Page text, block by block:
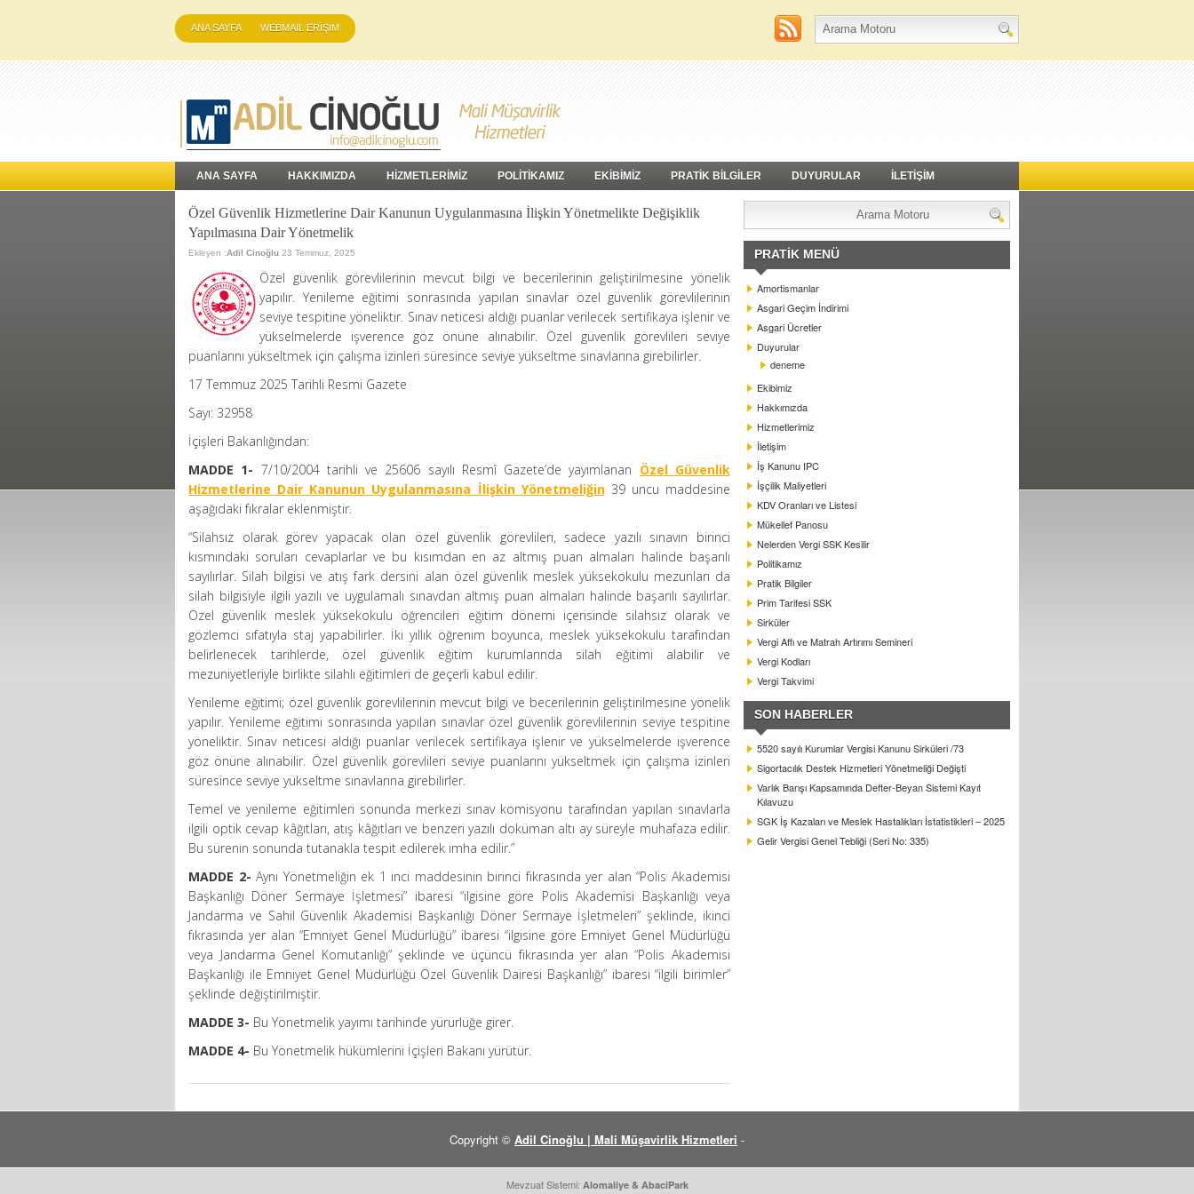
ANA SAYFA WEBMAIL ERİŞİM
ANA SAYFA HAKKIMIZDA HİZMETLERİMİZ POLİTİKAMIZ EKİBİMİZ PRATİK BİLGİLER DUYURULAR İLETİŞİM
Özel Güvenlik Hizmetlerine Dair Kanunun Uygulanmasına İlişkin Yönetmelikte Değişiklik
Yapılmasına Dair Yönetmelik
Ekleyen :Adil Cinoğlu 23 Temmuz, 2025
Özel güvenlik görevlilerinin mevcut bilgi ve becerilerinin geliştirilmesine yönelik
yapılır. Yenileme eğitimi sonrasında yapılan sınavlar özel güvenlik görevlilerinin
seviye tespitine yöneliktir. Sınav neticesi aldığı puanlar verilecek sertifikaya işlenir ve
yükselmelerde işverence göz önüne alınabilir. Özel güvenlik görevlileri seviye
puanlarını yükseltmek için çalışma izinleri süresince seviye yükseltme sınavlarına girebilirler.
17 Temmuz 2025 Tarihli Resmi Gazete
Sayı: 32958
İçişleri Bakanlığından:
MADDE 1- 7/10/2004 tarihli ve 25606 sayılı Resmî Gazete’de yayımlanan Özel Güvenlik
Hizmetlerine Dair Kanunun Uygulanmasına İlişkin Yönetmeliğin39 uncu maddesine
aşağıdaki fıkralar eklenmiştir.
“Silahsız olarak görev yapacak olan özel güvenlik görevlileri, sadece yazılı sınavın birinci
kısmındaki soruları cevaplarlar ve bu kısımdan en az altmış puan almaları halinde başarılı
sayılırlar. Silah bilgisi ve atış fark dersini alan özel güvenlik meslek yüksekokulu mezunları da
silah bilgisiyle ilgili yazılı ve uygulamalı sınavdan altmış puan almaları halinde başarılı sayılırlar.
Özel güvenlik meslek yüksekokulu öğrencileri eğitim dönemi içerisinde silahsız olarak ve
gözlemci sıfatıyla staj yapabilirler. İki yıllık öğrenim boyunca, meslek yüksekokulu tarafından
belirlenecek tarihlerde, özel güvenlik eğitim kurumlarında silah eğitimi alabilir ve
mezuniyetleriyle birlikte silahlı eğitimleri de geçerli kabul edilir.
Yenileme eğitimi; özel güvenlik görevlilerinin mevcut bilgi ve becerilerinin geliştirilmesine yönelik
yapılır. Yenileme eğitimi sonrasında yapılan sınavlar özel güvenlik görevlilerinin seviye tespitine
yöneliktir. Sınav neticesi aldığı puanlar verilecek sertifikaya işlenir ve yükselmelerde işverence
göz önüne alınabilir. Özel güvenlik görevlileri seviye puanlarını yükseltmek için çalışma izinleri
süresince seviye yükseltme sınavlarına girebilirler.
Temel ve yenileme eğitimleri sonunda merkezi sınav komisyonu tarafından yapılan sınavlarla
ilgili optik cevap kâğıtları, atış kâğıtları ve benzeri yazılı doküman altı ay süreyle muhafaza edilir.
Bu sürenin sonunda tutanakla tespit edilerek imha edilir.”
MADDE 2-Aynı Yönetmeliğin ek 1 inci maddesinin birinci fıkrasında yer alan “Polis Akademisi
Başkanlığı Döner Sermaye İşletmesi” ibaresi “ilgisine göre Polis Akademisi Başkanlığı veya
Jandarma ve Sahil Güvenlik Akademisi Başkanlığı Döner Sermaye İşletmeleri” şeklinde, ikinci
fıkrasında yer alan “Emniyet Genel Müdürlüğü” ibaresi “ilgisine göre Emniyet Genel Müdürlüğü
veya Jandarma Genel Komutanlığı” şeklinde ve üçüncü fıkrasında yer alan “Polis Akademisi
Başkanlığı ile Emniyet Genel Müdürlüğü Özel Güvenlik Dairesi Başkanlığı” ibaresi “ilgili birimler”
şeklinde değiştirilmiştir.
MADDE 3- Bu Yönetmelik yayımı tarihinde yürürlüğe girer.
MADDE 4- Bu Yönetmelik hükümlerini İçişleri Bakanı yürütür.
PRATIK MENÜ
Amortismanlar
Asgari Geçim İndirimi
Asgari Ücretler
Duyurular
deneme
Ekibimiz
Hakkımızda
Hizmetlerimiz
İletişim
İş Kanunu IPC
İşçilik Maliyetleri
KDV Oranları ve Listesi
Mükellef Panosu
Nelerden Vergi SSK Kesilir
Politikamız
Pratik Bilgiler
Prim Tarifesi SSK
Sirküler
Vergi Affı ve Matrah Artırımı Semineri
Vergi Kodları
Vergi Takvimi
SON HABERLER
5520 sayılı Kurumlar Vergisi Kanunu Sirküleri /73
Sigortacılık Destek Hizmetleri Yönetmeliği Değişti
Varlık Barışı Kapsamında Defter-Beyan Sistemi Kayıt
Kılavuzu
SGK İş Kazaları ve Meslek Hastalıkları İstatistikleri – 2025
Gelir Vergisi Genel Tebliği (Seri No: 335)
Copyright © Adil Cinoğlu | Mali Müşavirlik Hizmetleri -
Mevzuat Sistemi: Alomaliye& AbaciPark